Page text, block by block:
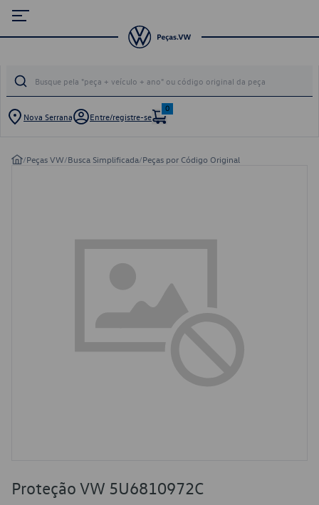
Nova Serrana Entre/registre-se
0
/Peças VW/Busca Simplificada/Peças por Código Original
Proteção VW 5U6810972C